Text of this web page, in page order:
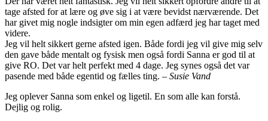
tage afsted for at lære og øve sig i at være bevidst nærværende. Det
har givet mig nogle indsigter om min egen adfærd jeg har taget med
videre.
Jeg vil helt sikkert gerne afsted igen. Både fordi jeg vil give mig selv
den gave både mentalt og fysisk men også fordi Sanna er god til at
give RO. Det var helt perfekt med 4 dage. Jeg synes også det var
pasende med både egentid og fælles ting. – Susie Vand
Jeg oplever Sanna som enkel og ligetil. En som alle kan forstå.
Dejlig og rolig.